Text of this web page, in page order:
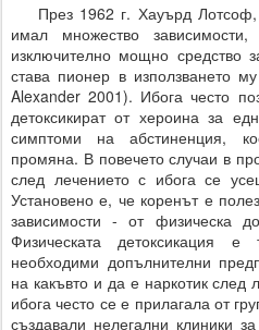
През 1962 г. Хауърд Лотсоф,
имал множество
изключително мощно средство
става пионер в използването
Alexander 2001). Ибога често
детоксикират от хероина за
симптоми на абстиненция,
промяна. В повечето случаи в
след лечението с ибога се
Установено е, че коренът е
зависимости - от физическа
Физическата детоксикация
необходими допълнителни
на какъвто и да е наркотик след
ибога често се е прилагала от
създавали нелегални клиники